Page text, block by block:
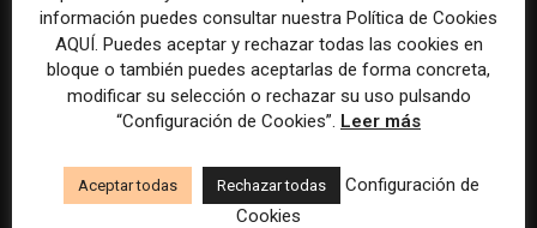
Vídeo y resumen del webinar «Cómo
información puedes consultar nuestra Política de Cookies
AQUÍ. Puedes aceptar y rechazar todas las cookies en
bloque o también puedes aceptarlas de forma concreta,
modificar su selección o rechazar su uso pulsando
“Configuración de Cookies”. Leer más
Aceptar todas Rechazar todas
Configuración de
Cookies